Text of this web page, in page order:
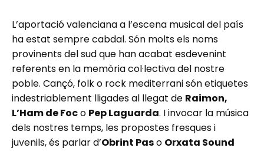
L’aportació valenciana a l’escena musical del país
ha estat sempre cabdal. Són molts els noms
provinents del sud que han acabat esdevenint
referents en la memòria col·lectiva del nostre
poble. Cançó, folk o rock mediterrani són etiquetes
indestriablement lligades al llegat de Raimon,
L’Ham de Foco Pep Laguarda. I invocar la música
dels nostres temps, les propostes fresques i
juvenils, és parlar d’Obrint Paso Orxata Sound